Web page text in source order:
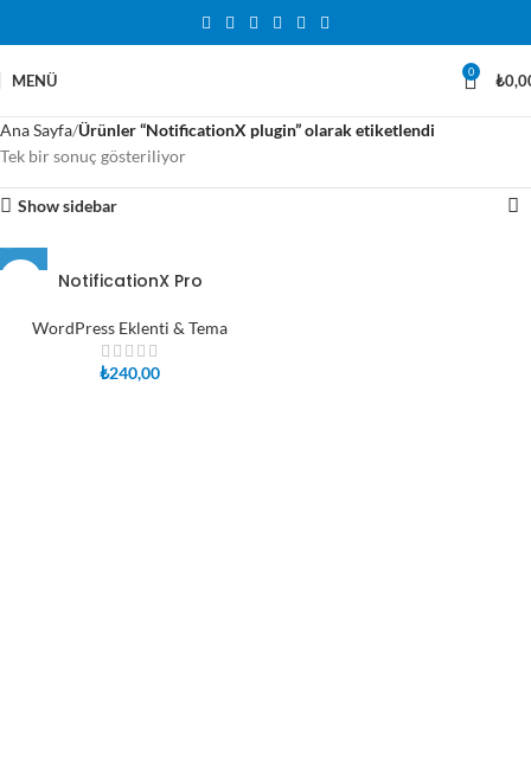
MENÜ 0 ₺
Ana Sayfa Ürünler “NotificationX plugin” olarak etiketlendi
Tek bir sonuç gösteriliyor
Show sidebar
NotificationX Pro
WordPress Eklenti & Tema
₺240,00